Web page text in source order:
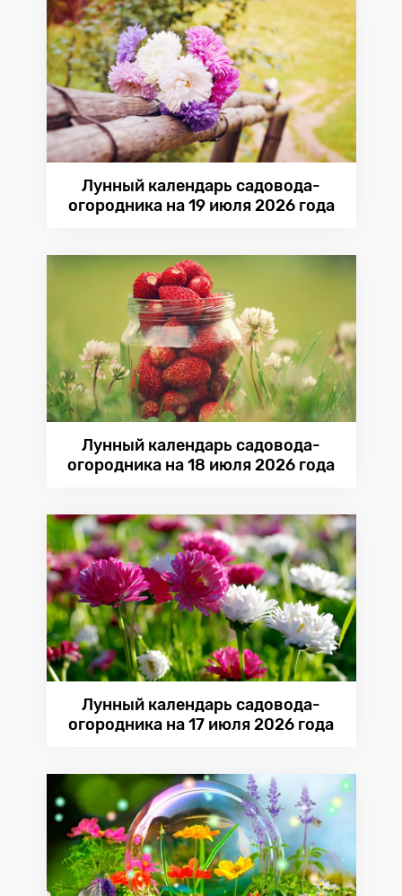
Лунный календарь садовода-
огородника на 19 июля 2026 года
Лунный календарь садовода-
огородника на 18 июля 2026 года
Лунный календарь садовода-
огородника на 17 июля 2026 года